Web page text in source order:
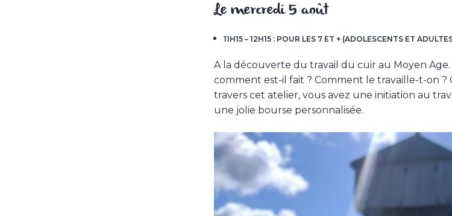
Le mercredi 5 août
11H15 – 12H15 : POUR LES 7 ET + (ADOLESCENTS ET
A la découverte du travail du cuir au Moyen
comment est-il fait ? Comment le travaille-t-on ?
travers cet atelier, vous avez une initiation au
une jolie bourse personnalisée.